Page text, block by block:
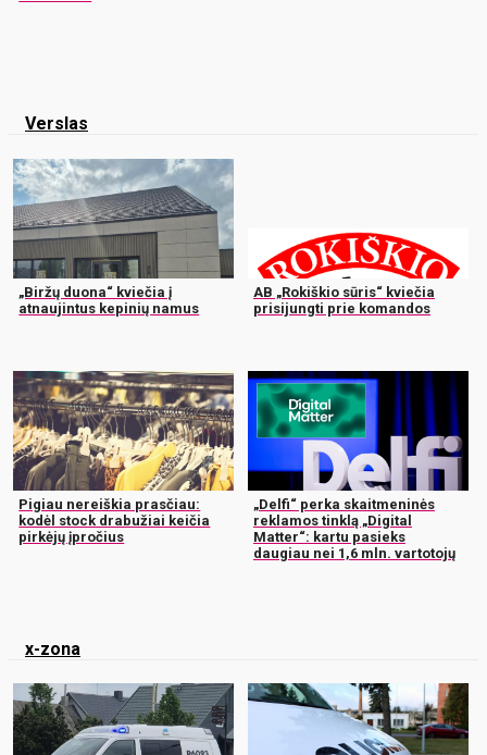
Verslas
„Biržų duona“ kviečia į
atnaujintus kepinių namus
AB „Rokiškio sūris“ kviečia
prisijungti prie komandos
Pigiau nereiškia prasčiau:
kodėl stock drabužiai keičia
pirkėjų įpročius
„Delfi“ perka skaitmeninės
reklamos tinklą „Digital
Matter“: kartu pasieks
daugiau nei 1,6 mln. vartotojų
x-zona